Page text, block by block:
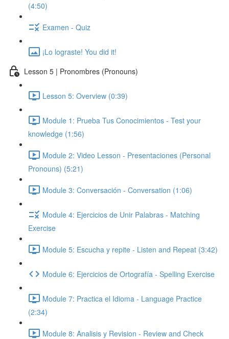
(4:50)
Examen - Quiz
¡Lo lograste! You did it!
Lesson 5 | Pronombres (Pronouns)
Lesson 5: Overview (0:39)
Module 1: Prueba Tus Conocimientos - Test your
knowledge (1:56)
Module 2: Video Lesson - Presentaciones (Personal
Pronouns) (5:21)
Module 3: Conversación - Conversation (1:06)
Module 4: Ejercicios de Unir Palabras - Matching
Exercise
Module 5: Escucha y repite - Listen and Repeat (3:42)
Module 6: Ejercicios de Ortografía - Spelling Exercise
Module 7: Practica el Idioma - Language Practice
(2:34)
Module 8: Analisis y Revision - Review and Check